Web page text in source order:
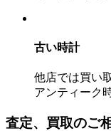
古い時計
他店では買い
アンティーク
査定、買取のご